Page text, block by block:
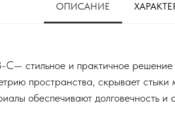
ОПИСАНИЕ
стильное и практичное решение
пространства, скрывает
обеспечивают долговечность